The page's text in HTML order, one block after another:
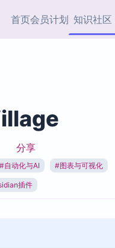
首页会员计划 知识社区
协作者
热门链接Top5
官方
件
插件
分享
#自动化与AI #图表与可视化
插件